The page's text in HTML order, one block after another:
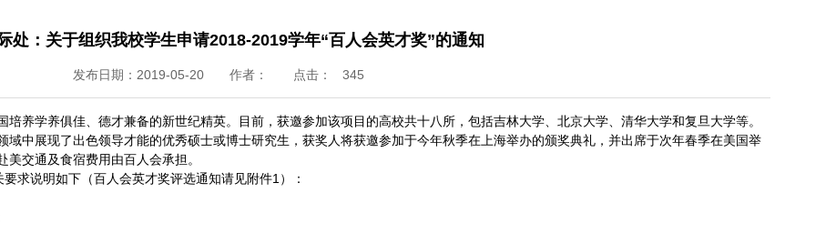
处：关于组织我校学生申请2018-2019学年“百人会英才奖”的通知
发布日期：2019-05-20 作者： 点击： 345
培养学养俱佳、德才兼备的新世纪精英。目前，获邀参加该项目的高校共十八所，包括吉林大学、北京大学、清华大学和复旦大学等。
中展现了出色领导才能的优秀硕士或博士研究生，获奖人将获邀参加于今年秋季在上海举办的颁奖典礼，并出席于次年春季在美国举
交通及食宿费用由百人会承担。
求说明如下（百人会英才奖评选通知请见附件1）：